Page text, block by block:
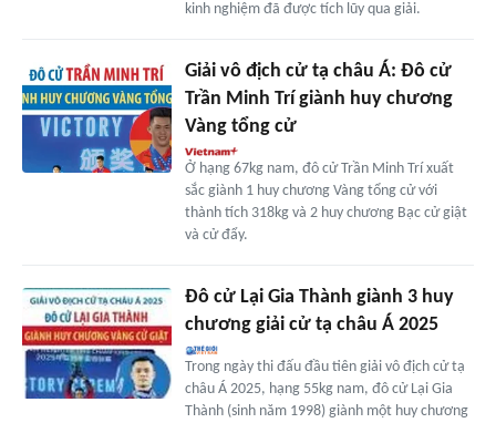
kinh nghiệm đã được tích lũy qua giải.
Giải vô địch cử tạ châu Á: Đô cử
Trần Minh Trí giành huy chương
Vàng tổng cử
Ở hạng 67kg nam, đô cử Trần Minh Trí xuất
sắc giành 1 huy chương Vàng tổng cử với
thành tích 318kg và 2 huy chương Bạc cử giật
và cử đẩy.
Đô cử Lại Gia Thành giành 3 huy
chương giải cử tạ châu Á 2025
Trong ngày thi đấu đầu tiên giải vô địch cử tạ
châu Á 2025, hạng 55kg nam, đô cử Lại Gia
Thành (sinh năm 1998) giành một huy chương